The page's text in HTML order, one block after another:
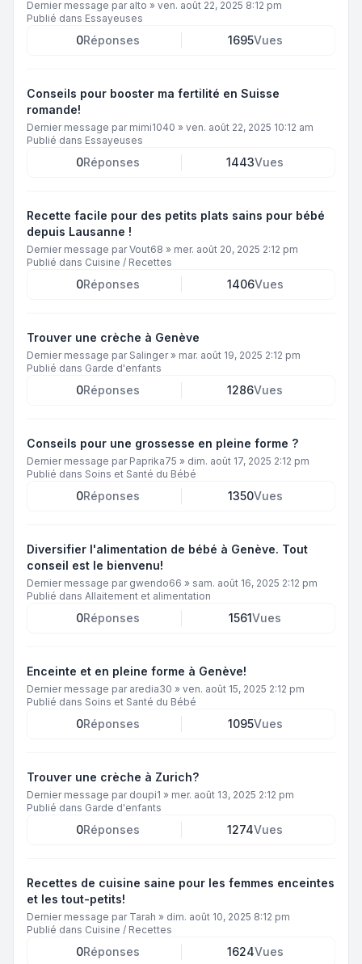
Dernier message par alto » ven. août 22, 2025 8:12 pm
Publié dans Essayeuses
0Réponses 1695Vues
Conseils pour booster ma fertilité en Suisse
romande!
Dernier message par mimi1040 » ven. août 22, 2025 10:12 am
Publié dans Essayeuses
0Réponses 1443Vues
Recette facile pour des petits plats sains pour bébé
depuis Lausanne !
Dernier message parVout68 » mer. août 20, 2025 2:12 pm
Publié dans Cuisine / Recettes
0Réponses 1406Vues
Trouver une crèche à Genève
Dernier message par Salinger» mar. août 19, 2025 2:12 pm
Publié dans Garde d'enfants
0Réponses 1286Vues
Conseils pour une grossesse en pleine forme ?
Dernier message par Paprika75 » dim. août 17, 2025 2:12 pm
Publié dans Soins et Santé du Bébé
0Réponses 1350Vues
Diversifier l'alimentation de bébé à Genève. Tout
conseil est le bienvenu!
Dernier message par gwendo66 » sam. août 16, 2025 2:12 pm
Publié dans Allaitement et alimentation
0Réponses 1561Vues
Enceinte et en pleine forme à Genève!
Dernier message par aredia30 » ven. août 15, 2025 2:12 pm
Publié dans Soins et Santé du Bébé
0Réponses 1095Vues
Trouver une crèche à Zurich?
Dernier message par doupi1 » mer. août 13, 2025 2:12 pm
Publié dans Garde d'enfants
0Réponses 1274Vues
Recettes de cuisine saine pour les femmes enceintes
et les tout-petits!
Dernier message par Tarah » dim. août 10, 2025 8:12 pm
Publié dans Cuisine / Recettes
0Réponses 1624Vues